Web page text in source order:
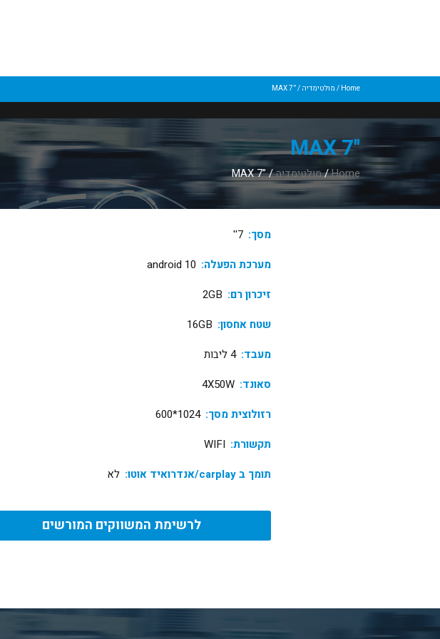
Home
/ מולטימדיה / ”MAX 7
''MAX 7
Home
/מולטימדיה/ ”MAX 7
מסך: 7''
מערכת הפעלה: android 10
זיכרון רם: 2GB
שטח אחסון: 16GB
מעבד: 4 ליבות
סאונד: 4X50W
רזולוצית מסך: 1024*600
תקשורת: WIFI
תומך ב carplay/אנדרואיד אוטו:
לא
לרשימת המשווקים המורשים